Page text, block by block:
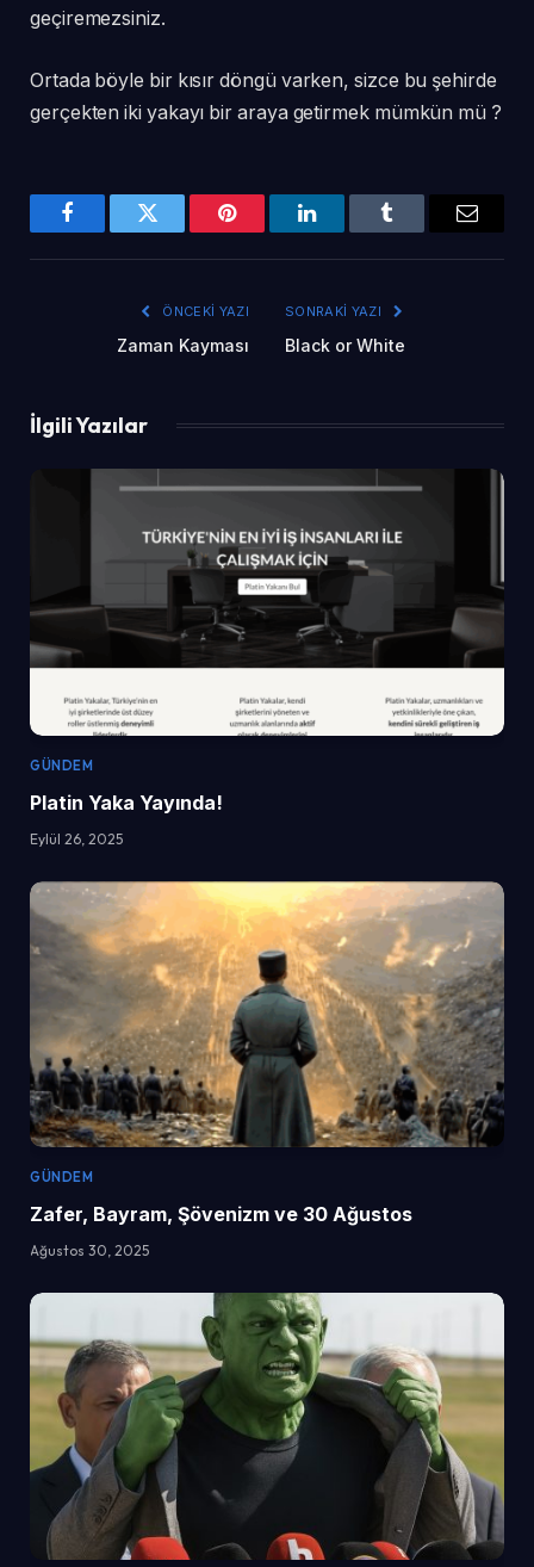
geçiremezsiniz.
Ortada böyle bir kısır döngü varken, sizce bu şehirde
gerçekten iki yakayı bir araya getirmek mümkün mü ?
FacebookTwitter Pinterest LinkedInTumblr Email
ÖNCEKI YAZI
Zaman Kayması
SONRAKI YAZI
Black or White
İlgili Yazılar
GÜNDEM
Platin Yaka Yayında!
Eylül 26, 2025
GÜNDEM
Zafer, Bayram, Şövenizm ve 30 Ağustos
Ağustos 30, 2025